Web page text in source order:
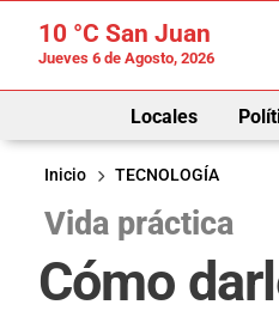
10 °C San Juan
Jueves 6 de Agosto, 2026
Locales
Inicio TECNOLOGÍA
Vida práctica
Cómo